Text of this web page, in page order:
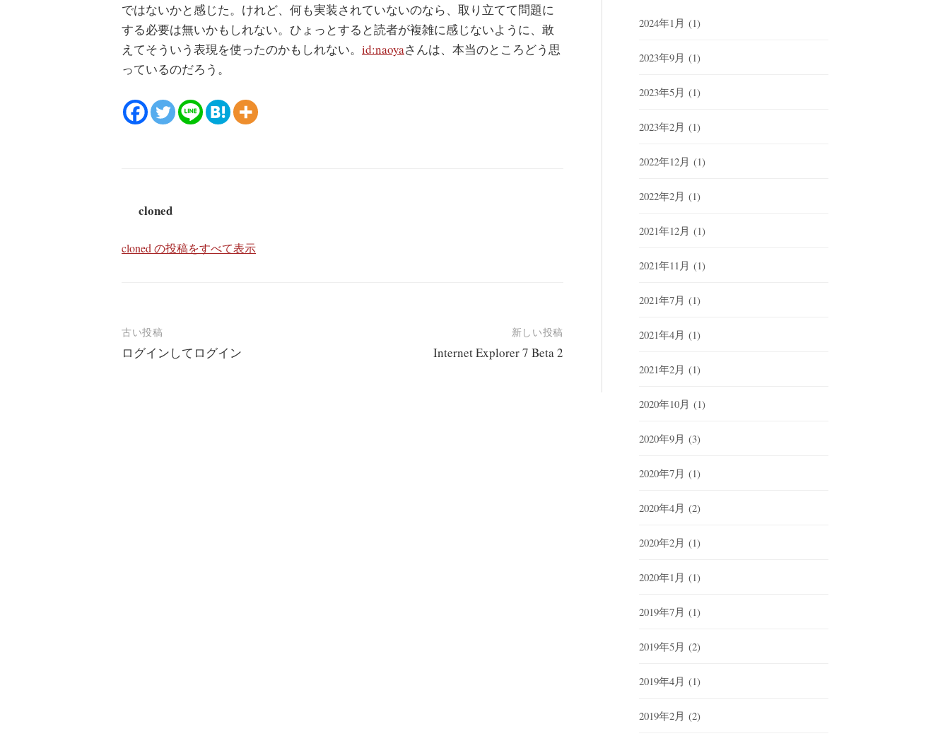
ではないかと感じた。けれど、何も実装されていないのなら、取り立てて問題に
する必要は無いかもしれない。ひょっとすると読者が複雑に感じないように、敢
えてそういう表現を使ったのかもしれない。 id:naoyaさんは、本当のところどう思
っているのだろう。
cloned
cloned の投稿をすべて表示
投
稿
古い投稿
ログインしてログイン
新しい投稿
Internet Explorer 7 Beta 2
2024年1月 (1)
2023年9月 (1)
2023年5月 (1)
2023年2月 (1)
2022年12月 (1)
2022年2月 (1)
2021年12月 (1)
2021年11月 (1)
2021年7月 (1)
2021年4月 (1)
2021年2月 (1)
2020年10月 (1)
2020年9月 (3)
2020年7月 (1)
2020年4月 (2)
2020年2月 (1)
2020年1月 (1)
2019年7月 (1)
2019年5月 (2)
2019年4月 (1)
2019年2月 (2)